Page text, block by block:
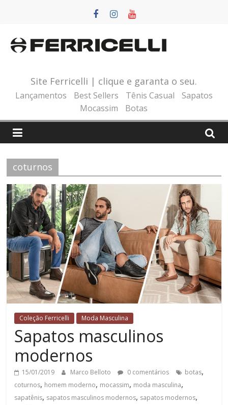
conteúdo
Site Ferricelli | clique e garanta o seu.
Lançamentos Best Sellers Tênis Casual
Sapatos
Mocassim
Botas
coturnos
Coleção Ferricelli Moda Masculina
Sapatos masculinos
modernos
15/01/2019 Marco Belloto 0 comentários botas,
coturnos, homem moderno, mocassim, moda masculina,
sapatênis, sapatos masculinos modernos, sapatos modernos,